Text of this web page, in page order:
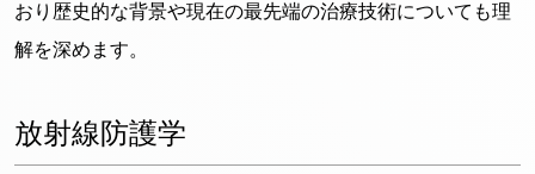
おり歴史的な背景や現在の最先端の治療技術についても理
解を深めます。
放射線防護学